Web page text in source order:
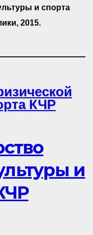
и спорта
2015.
и